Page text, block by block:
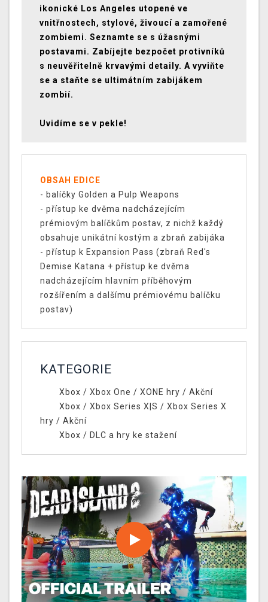
ikonické Los Angeles utopené ve
vnitřnostech, stylové, živoucí a zamořené
zombiemi. Seznamte se s úžasnými
postavami. Zabíjejte bezpočet protivníků
s neuvěřitelně krvavými detaily. A vyviňte
se a staňte se ultimátním zabijákem
zombií.
Uvidíme se v pekle!
OBSAH EDICE
- balíčky Golden a Pulp Weapons
- přístup ke dvěma nadcházejícím
prémiovým balíčkům postav, z nichž každý
obsahuje unikátní kostým a zbraň zabijáka
- přístup k Expansion Pass (zbraň Red's
Demise Katana + přístup ke dvěma
nadcházejícím hlavním příběhovým
rozšířením a dalšímu prémiovému balíčku
postav)
KATEGORIE
Xbox / Xbox One / XONE hry / Akční
Xbox / Xbox Series X|S / Xbox Series X
hry / Akční
Xbox / DLC a hry ke stažení